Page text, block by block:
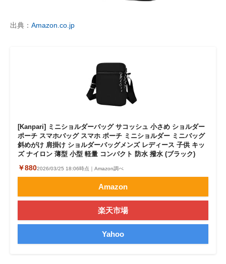
出典： Amazon.co.jp
[Kanpari] ミニショルダーバッグ サコッシュ 小さめ ショルダー
ポーチ スマホバッグ スマホ ポーチ ミニショルダー ミニバッグ
斜めがけ 肩掛け ショルダーバッグメンズ レディース 子供 キッ
ズ ナイロン 薄型 小型 軽量 コンパクト 防水 撥水 (ブラック)
￥8802026/03/25 18:06時点｜Amazon調べ
Amazon
楽天市場
Yahoo